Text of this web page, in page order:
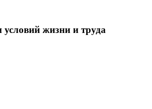
жизни и труда